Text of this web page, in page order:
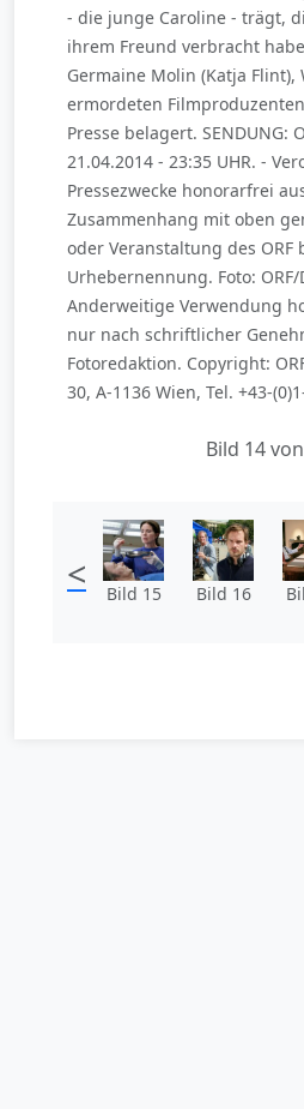
- die junge Caroline - trägt,
ihrem Freund verbracht
Germaine Molin (Katja Flint),
ermordeten
Presse belagert. SENDUNG:
21.04.2014 - 23:35 UHR. -
Pressezwecke honorarfrei
Zusammenhang mit oben
oder Veranstaltung des ORF
Urhebernennung. Foto:
Anderweitige Verwendung
nur nach schriftlicher
Fotoredaktion. Copyright:
30, A-1136 Wien, Tel. +43-
Bild 14
< Bild 15 Bild 16